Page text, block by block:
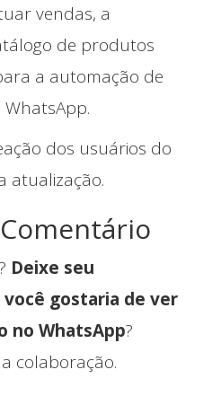
vendas, a
de produtos
a automação de
dos usuários do
atualização.
Deixe seu
gostaria de ver
no WhatsApp?
colaboração.